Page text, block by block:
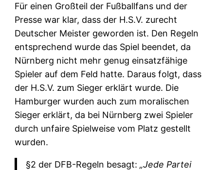
Für einen Großteil der Fußballfans und der
Presse war klar, dass der H.S.V. zurecht
Deutscher Meister geworden ist. Den Regeln
entsprechend wurde das Spiel beendet, da
Nürnberg nicht mehr genug einsatzfähige
Spieler auf dem Feld hatte. Daraus folgt, dass
der H.S.V. zum Sieger erklärt wurde. Die
Hamburger wurden auch zum moralischen
Sieger erklärt, da bei Nürnberg zwei Spieler
durch unfaire Spielweise vom Platz gestellt
wurden.
§2 der DFB-Regeln besagt: „Jede Partei